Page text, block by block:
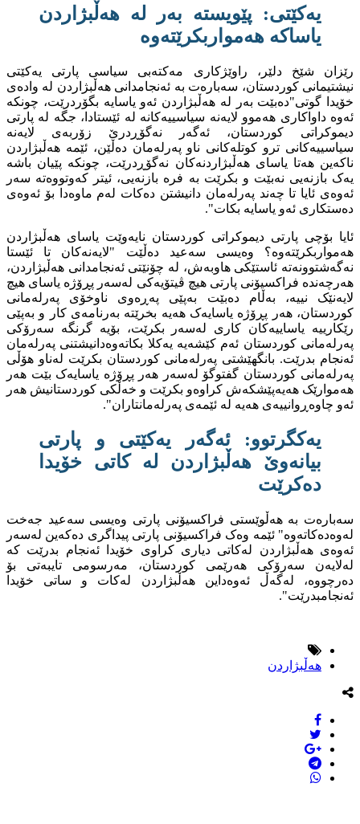
یەکێتی: پێویستە بەر لە هەڵبژاردن
یاساکە هەمواربکرێتەوە
رێزان شێخ دلێر، راوێژکاری مەکتەبی سیاسی پارتی یەکێتی
نیشتیمانی کوردستان، سەبارەت بە ئەنجامدانی هەڵبژاردن لە وادەی
خۆیدا گوتی"دەبێت بەر لە هەڵبژاردن ئەو یاسایە بگۆردرێت، چونکە
ئەوە داواکاری هەموو لایەنە سیاسییەکانە لە ئێستادا، جگە لە پارتی
دیموکراتی کوردستان، ئەگەر نەگۆڕدرێ زۆربەی لایەنە
سیاسییەکانی ترو کوتلەکانی ناو پەرلەمان دەڵێن، ئێمە هەڵبژاردن
ناکەین هەتا یاسای هەڵبژاردنەکان نەگۆڕدرێت، چونکە پێیان باشە
یەک بازنەیی نەبێت و بکرێت بە فرە بازنەیی، ئیتر کەوتووەتە سەر
ئەوەی ئایا تا چەند پەرلەمان دانیشتن دەکات لەم ماوەدا بۆ ئەوەی
دەستکاری ئەو یاسایە بکات".
ئایا بۆچی پارتی دیموکراتی کوردستان نایەوێت یاسای هەڵبژاردن
هەمواربکرێتەوە؟ وەیسی سەعید دەڵێت "لایەنەکان تا ئێستا
نەگەشتوونەتە ئاستێکی هاوبەش، لە چۆنێتی ئەنجامدانی هەڵبژاردن،
هەرچەندە فراکسیۆنی پارتی هیچ ڤیتۆیەکی لەسەر پڕۆژە یاسای هیچ
لایەنێک نییە، بەڵام دەبێت بەپێی پەڕەوی ناوخۆی پەرلەمانی
کوردستان، هەر پڕۆژە یاسایەک هەیە بخرێتە بەرنامەی کار و بەپێی
رێکارییە یاساییەکان کاری لەسەر بکرێت، بۆیە گرنگە سەرۆکی
پەرلەمانی کوردستان ئەم کێشەیە یەکلا بکاتەوەدانیشتنی پەرلەمان
ئەنجام بدرێت. بانگهێشتی پەرلەمانی کوردستان بکرێت لەناو هۆڵی
پەرلەمانی کوردستان گفتوگۆ لەسەر هەر پڕۆژە یاسایەک بێت هەر
هەموارێک هەیەپێشکەش کراوەو بکرێت و خەڵکی کوردستانیش هەر
ئەو چاوەڕوانییەی هەیە لە ئێمەی پەرلەمانتاران".
یەکگرتوو: ئەگەر یەکێتی و پارتی
بیانەوێ هەڵبژاردن لە کاتی خۆیدا
دەکرێت
سەبارەت بە هەڵوێستی فراکسیۆنی پارتی وەیسی سەعید جەخت
لەوەدەکاتەوە" ئێمە وەک فراکسیۆنی پارتی پیداگری دەکەین لەسەر
ئەوەی هەڵبژاردن لەکاتی دیاری کراوی خۆیدا ئەنجام بدرێت کە
لەلایەن سەرۆکی هەرێمی کوردستان، مەرسومی تایبەتی بۆ
دەرچووە، لەگەڵ ئەوەداین هەڵبژاردن لەکات و ساتی خۆیدا
ئەنجامبدرێت".
هەڵبژاردن